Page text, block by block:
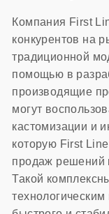
Компания First
конкурентов на
традиционной
помощью в
производящие
могут
кастомизации и
которую First
продаж решений
Такой